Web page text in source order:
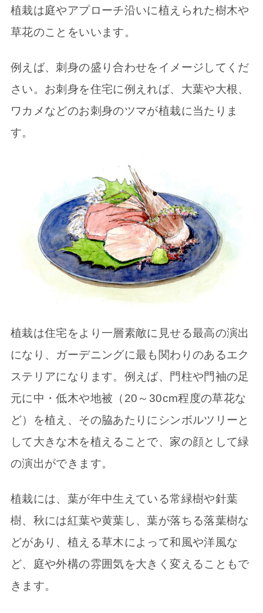
植栽は庭やアプローチ沿いに植えられた樹木や
草花のことをいいます。
例えば、刺身の盛り合わせをイメージしてくだ
さい。お刺身を住宅に例えれば、大葉や大根、
ワカメなどのお刺身のツマが植栽に当たりま
す。
植栽は住宅をより一層素敵に見せる最高の演出
になり、ガーデニングに最も関わりのあるエク
ステリアになります。例えば、門柱や門袖の足
元に中・低木や地被（20～30cm程度の草花な
ど）を植え、その脇あたりにシンボルツリーと
して大きな木を植えることで、家の顔として緑
の演出ができます。
植栽には、葉が年中生えている常緑樹や針葉
樹、秋には紅葉や黄葉し、葉が落ちる落葉樹な
どがあり、植える草木によって和風や洋風な
ど、庭や外構の雰囲気を大きく変えることもで
きます。